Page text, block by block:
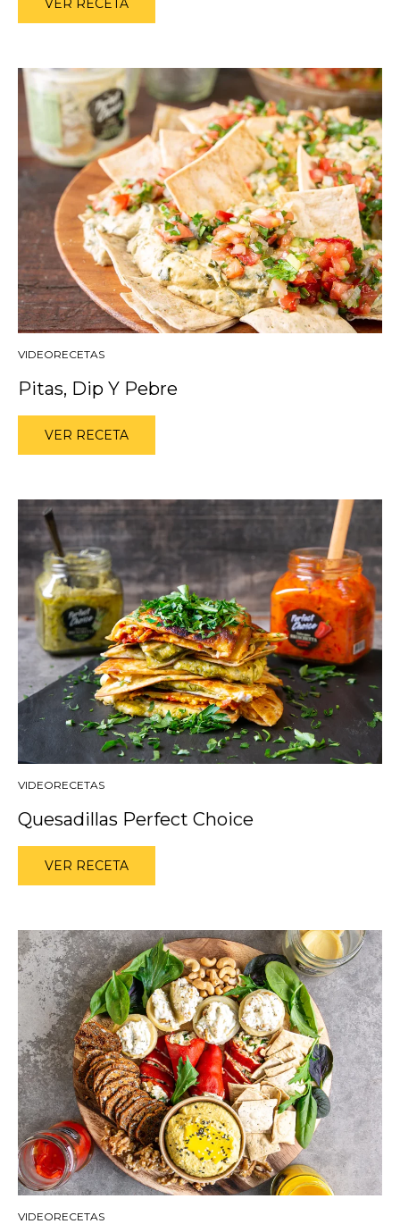
VER RECETA
VIDEORECETAS
Pitas, Dip Y Pebre
VER RECETA
VIDEORECETAS
Quesadillas Perfect Choice
VER RECETA
VIDEORECETAS